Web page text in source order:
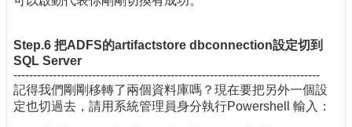
Step.6 把ADFS的artifactstore dbconnection設定切到
SQL Server
------------------------------------------------------------------------------
記得我們剛剛移轉了兩個資料庫嗎？現在要把另外一個設
定也切過去，請用系統管理員身分執行Powershell 輸入：